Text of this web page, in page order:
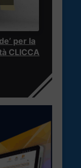
per la
CLICCA